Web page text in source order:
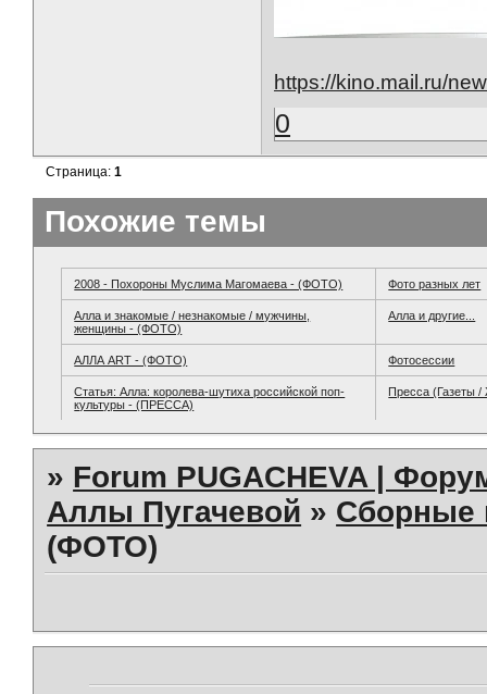
https://kino.mail.ru/
0
Страница:1
Похожие темы
2008 - Похороны Муслима Магомаева - (ФОТО) Фото разных лет
Алла и знакомые / незнакомые / мужчины,
женщины - (ФОТО)
Алла и другие...
АЛЛА ART - (ФОТО) Фотосессии
Статья: Алла: королева-шутиха российской поп-
культуры - (ПРЕССА)
Пресса (Газеты
» Forum PUGACHEVA |
Аллы Пугачевой » Сборные
(ФОТО)